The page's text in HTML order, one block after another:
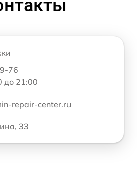
76
до 21:00
repair-center.ru
33